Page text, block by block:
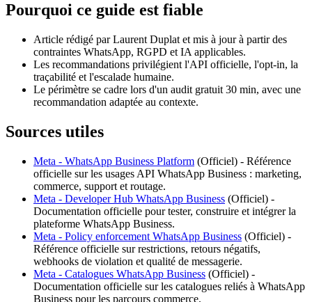
Pourquoi ce guide est fiable
Article rédigé par Laurent Duplat et mis à jour à partir des
contraintes WhatsApp, RGPD et IA applicables.
Les recommandations privilégient l'API officielle, l'opt-in, la
traçabilité et l'escalade humaine.
Le périmètre se cadre lors d'un audit gratuit 30 min, avec une
recommandation adaptée au contexte.
Sources utiles
Meta - WhatsApp Business Platform (Officiel) - Référence
officielle sur les usages API WhatsApp Business : marketing,
commerce, support et routage.
Meta - Developer Hub WhatsApp Business (Officiel) -
Documentation officielle pour tester, construire et intégrer la
plateforme WhatsApp Business.
Meta - Policy enforcement WhatsApp Business (Officiel) -
Référence officielle sur restrictions, retours négatifs,
webhooks de violation et qualité de messagerie.
Meta - Catalogues WhatsApp Business (Officiel) -
Documentation officielle sur les catalogues reliés à WhatsApp
Business pour les parcours commerce.